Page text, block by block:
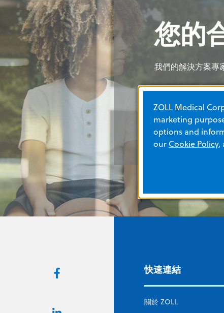
您的
我們的解決方案專
與專家聯絡
您的
我們的解決方案專
與專家聯絡
您的
我們的解決方案專
與專家聯絡
您的
我們的解決方案專
與專家聯絡
快速連結
關於 ZOLL
ZOLL Medical
marketing
options and
our Cookie Policy,